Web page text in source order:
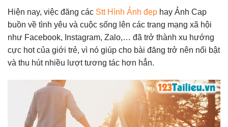
Hiện nay, việc đăng các Stt Hình Ảnh đẹp hay Ảnh Cap
buồn về tình yêu và cuộc sống lên các trang mạng xã hội
như Facebook, Instagram, Zalo,… đã trở thành xu hướng
cực hot của giới trẻ, vì nó giúp cho bài đăng trở nên nổi bật
và thu hút nhiều lượt tương tác hơn hẳn.